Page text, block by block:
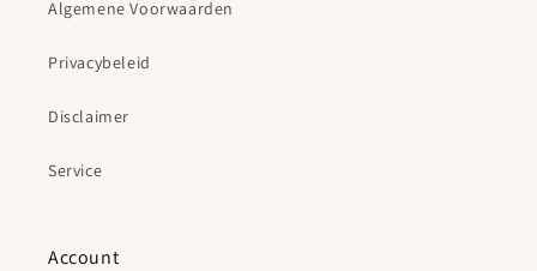
Algemene Voorwaarden
Privacybeleid
Disclaimer
Service
Account